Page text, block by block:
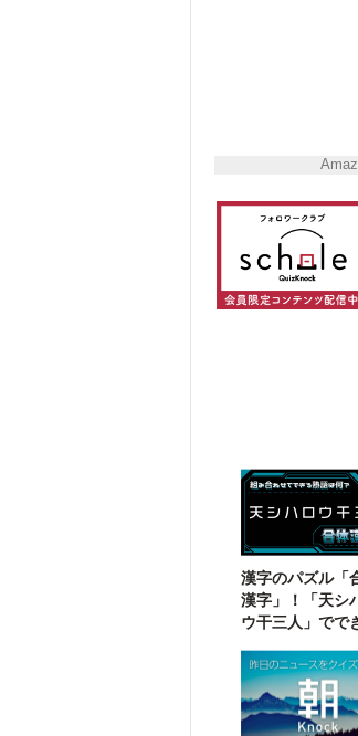
漢字のパズル「
漢字」！「天シ
ウ干三人」でで